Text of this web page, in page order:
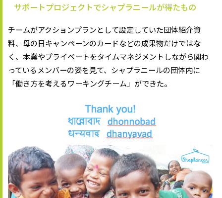
サポートプロジェクトでシャプラニールが得たもの
チームがアクションプランとして設定していた団体紹介資
料、母の日キャンペーンのカードなどの成果物だけではな
く、本業やプライベートをタイムマネジメントしながら関わ
っているメンバーの姿を見て、シャプラニールの団体内に
「働き方を考えるワーキングチーム」ができた。